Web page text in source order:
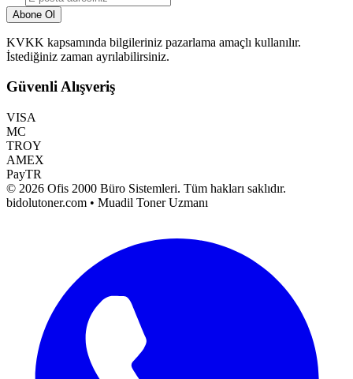
Abone Ol
KVKK kapsamında bilgileriniz pazarlama amaçlı kullanılır.
İstediğiniz zaman ayrılabilirsiniz.
Güvenli Alışveriş
VISA
MC
TROY
AMEX
PayTR
© 2026 Ofis 2000 Büro Sistemleri. Tüm hakları saklıdır.
bidolutoner.com • Muadil Toner Uzmanı